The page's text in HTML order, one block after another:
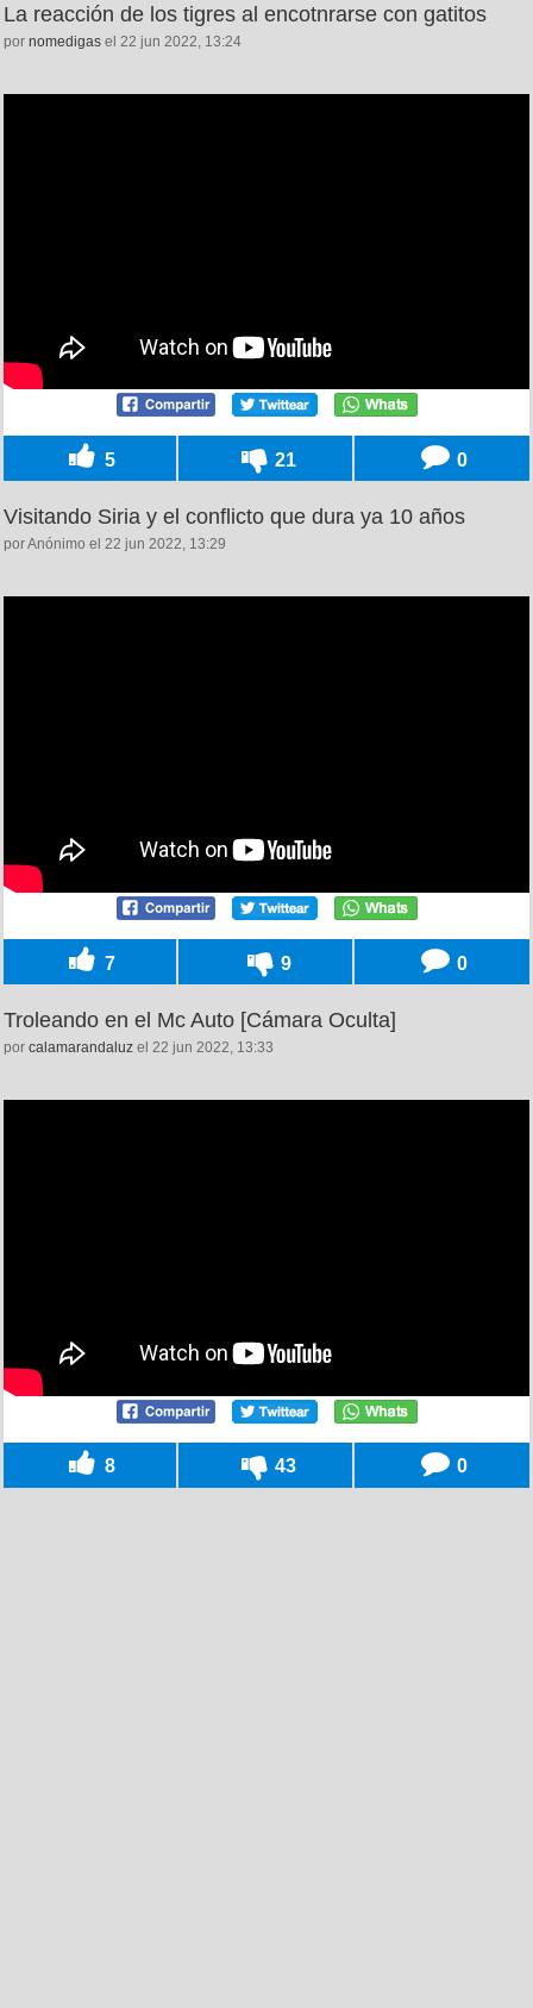
La reacción de los tigres al encotnrarse con gatitos
por nomedigas el 22 jun 2022, 13:24
5 21 0
Visitando Siria y el conflicto que dura ya 10 años
por Anónimo el 22 jun 2022, 13:29
7 9 0
Troleando en el Mc Auto [Cámara Oculta]
por calamarandaluz el 22 jun 2022, 13:33
8 43 0